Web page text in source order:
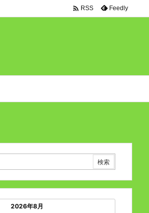
 RSS Feedly
2026年8月